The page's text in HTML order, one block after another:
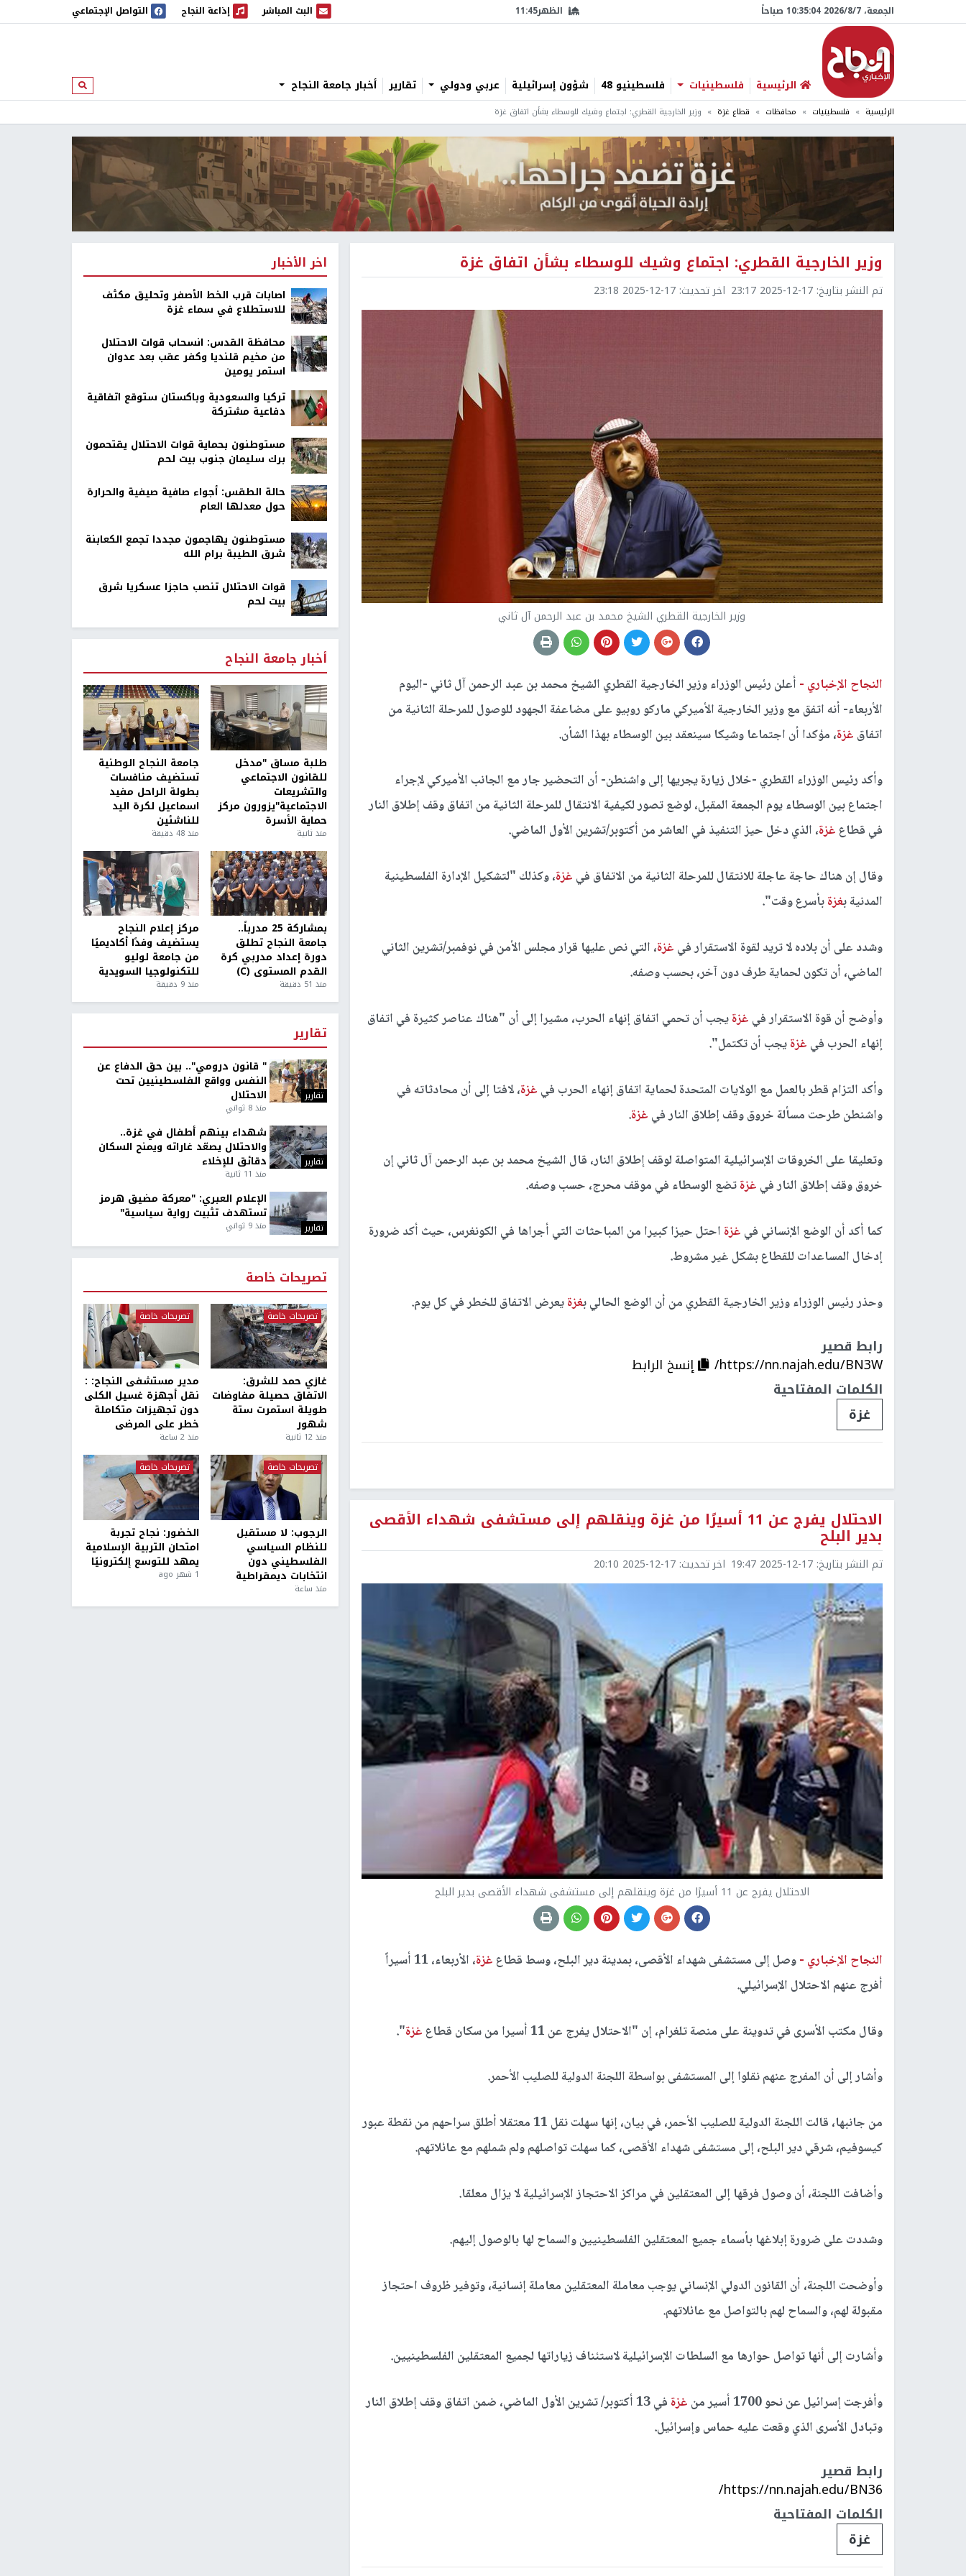
الجمعة، 7/‏8/‏2026 10:35:05 صباحاً الظهر11:45 البث المباشر
البث المباشر إذاعة النجاح
إذاعة النجاح التواصل الإجتماعي
الرئيسية فلسطينيات فلسطينيو 48 شؤون إسرائيلية عربي ودولي تقارير أخبار جامعة النجاح ابحث
الرئيسية فلسطينيات محافظات قطاع غزة وزير الخارجية القطري: اجتماع وشيك للوسطاء بشأن اتفاق غزة
وزير الخارجية القطري: اجتماع وشيك للوسطاء بشأن اتفاق غزة
تم النشر بتاريخ: 2025-12-17 23:17 اخر تحديث: 2025-12-17 23:18
وزير الخارجية القطري الشيخ محمد بن عبد الرحمن آل ثاني
النجاح الإخباري - أعلن رئيس الوزراء وزير الخارجية القطري الشيخ محمد بن عبد الرحمن آل ثاني -اليوم
الأربعاء- أنه اتفق مع وزير الخارجية الأميركي ماركو روبيو على مضاعفة الجهود للوصول للمرحلة الثانية من
اتفاق غزة، مؤكدا أن اجتماعا وشيكا سينعقد بين الوسطاء بهذا الشأن.
وأكد رئيس الوزراء القطري -خلال زيارة يجريها إلى واشنطن- أن التحضير جار مع الجانب الأميركي لإجراء
اجتماع بين الوسطاء يوم الجمعة المقبل، لوضع تصور لكيفية الانتقال للمرحلة الثانية من اتفاق وقف إطلاق النار
في قطاع غزة، الذي دخل حيز التنفيذ في العاشر من أكتوبر/تشرين الأول الماضي.
وقال إن هناك حاجة عاجلة للانتقال للمرحلة الثانية من الاتفاق في غزة، وكذلك "لتشكيل الإدارة الفلسطينية
المدنية بغزةبأسرع وقت".
وشدد على أن بلاده لا تريد لقوة الاستقرار في غزة، التي نص عليها قرار مجلس الأمن في نوفمبر/تشرين الثاني
الماضي، أن تكون لحماية طرف دون آخر، بحسب وصفه.
وأوضح أن قوة الاستقرار في غزةيجب أن تحمي اتفاق إنهاء الحرب، مشيرا إلى أن "هناك عناصر كثيرة في اتفاق
إنهاء الحرب في غزةيجب أن تكتمل".
وأكد التزام قطر بالعمل مع الولايات المتحدة لحماية اتفاق إنهاء الحرب في غزة، لافتا إلى أن محادثاته في
واشنطن طرحت مسألة خروق وقف إطلاق النار في غزة.
وتعليقا على الخروقات الإسرائيلية المتواصلة لوقف إطلاق النار، قال الشيخ محمد بن عبد الرحمن آل ثاني إن
خروق وقف إطلاق النار في غزةتضع الوسطاء في موقف محرج، حسب وصفه.
كما أكد أن الوضع الإنساني في غزة احتل حيزا كبيرا من المباحثات التي أجراها في الكونغرس، حيث أكد ضرورة
إدخال المساعدات للقطاع بشكل غير مشروط.
وحذر رئيس الوزراء وزير الخارجية القطري من أن الوضع الحالي بغزةيعرض الاتفاق للخطر في كل يوم.
رابط قصير
https://nn.najah.edu/BN3W/
إنسخ الرابط
الكلمات المفتاحية
غزة
الاحتلال يفرج عن 11 أسيرًا من غزة وينقلهم إلى مستشفى شهداء الأقصى
بدير البلح
تم النشر بتاريخ: 2025-12-17 19:47 اخر تحديث: 2025-12-17 20:10
الاحتلال يفرج عن 11 أسيرًا من غزة وينقلهم إلى مستشفى شهداء الأقصى بدير البلح
النجاح الإخباري -وصل إلى مستشفى شهداء الأقصى، بمدينة دير البلح، وسط قطاع غزة
، الأربعاء، 11 أسيراً
أفرج عنهم الاحتلال الإسرائيلي.
وقال مكتب الأسرى في تدوينة على منصة تلغرام، إن "الاحتلال يفرج عن 11 أسيرا من سكان قطاع غزة".
وأشار إلى أن المفرج عنهم نقلوا إلى المستشفى بواسطة اللجنة الدولية للصليب الأحمر.
من جانبها، قالت اللجنة الدولية للصليب الأحمر، في بيان، إنها سهلت نقل 11 معتقلا أطلق سراحهم من نقطة عبور
كيسوفيم، شرقي دير البلح، إلى مستشفى شهداء الأقصى، كما سهلت تواصلهم ولم شملهم مع عائلاتهم.
وأضافت اللجنة، أن وصول فرقها إلى المعتقلين في مراكز الاحتجاز الإسرائيلية لا يزال معلقا.
وشددت على ضرورة إبلاغها بأسماء جميع المعتقلين الفلسطينيين والسماح لها بالوصول إليهم.
وأوضحت اللجنة، أن القانون الدولي الإنساني يوجب معاملة المعتقلين معاملة إنسانية، وتوفير ظروف احتجاز
مقبولة لهم، والسماح لهم بالتواصل مع عائلاتهم.
وأشارت إلى أنها تواصل حوارها مع السلطات الإسرائيلية لاستئناف زياراتها لجميع المعتقلين الفلسطينيين.
وأفرجت إسرائيل عن نحو 1700 أسير من غزة
في 13 أكتوبر/ تشرين الأول الماضي، ضمن اتفاق وقف إطلاق النار
وتبادل الأسرى الذي وقعت عليه حماس وإسرائيل.
رابط قصير
https://nn.najah.edu/BN36/
الكلمات المفتاحية
غزة
اخر الأخبار
اصابات قرب الخط الأصفر وتحليق مكثف
للاستطلاع في سماء غزة
محافظة القدس: انسحاب قوات الاحتلال
من مخيم قلنديا وكفر عقب بعد عدوان
استمر يومين
تركيا والسعودية وباكستان ستوقع اتفاقية
دفاعية مشتركة
مستوطنون بحماية قوات الاحتلال يقتحمون
برك سليمان جنوب بيت لحم
حالة الطقس: أجواء صافية صيفية والحرارة
حول معدلها العام
مستوطنون يهاجمون مجددا تجمع الكعابنة
شرق الطيبة برام الله
قوات الاحتلال تنصب حاجزا عسكريا شرق
بيت لحم
أخبار جامعة النجاح
طلبة مساق "مدخل
للقانون الاجتماعي
والتشريعات
الاجتماعية"يزورون مركز
حماية الأسرة
منذ ثانية
جامعة النجاح الوطنية
تستضيف منافسات
بطولة الراحل مفيد
اسماعيل لكرة اليد
للناشئين
منذ 48 دقيقة
بمشاركة 25 مدرباً..
جامعة النجاح تطلق
دورة إعداد مدربي كرة
القدم المستوى (C)
منذ 51 دقيقة
مركز إعلام النجاح
يستضيف وفدًا أكاديميًا
من جامعة لوليو
للتكنولوجيا السويدية
منذ 9 دقيقة
تقارير
تقارير
" قانون درومي".. بين حق الدفاع عن
النفس وواقع الفلسطينيين تحت
الاحتلال
منذ 8 ثواني
تقارير
شهداء بينهم أطفال في غزة..
والاحتلال يصعّد غاراته ويمنح السكان
دقائق للإخلاء
منذ 11 ثانية
تقارير
الإعلام العبري: "معركة مضيق هرمز
تستهدف تثبيت رواية سياسية"
منذ 9 ثواني
تصريحات خاصة
تصريحات خاصة
غازي حمد للشرق:
الاتفاق حصيلة مفاوضات
طويلة استمرت ستة
شهور
منذ 12 ثانية
تصريحات خاصة
مدير مستشفى النجاح: :
نقل أجهزة غسيل الكلى
دون تجهيزات متكاملة
خطر على المرضى
منذ 2 ساعة
تصريحات خاصة
الرجوب: لا مستقبل
للنظام السياسي
الفلسطيني دون
انتخابات ديمقراطية
منذ ساعة
تصريحات خاصة
الخضور: نجاح تجربة
امتحان التربية الإسلامية
يمهد للتوسع إلكترونيًا
1 شهر ago